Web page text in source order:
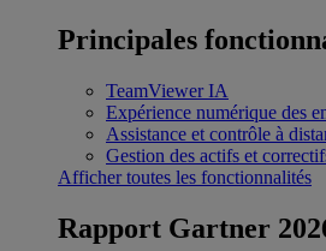
Principales
TeamViewer IA
Expérience numérique des
Assistance et contrôle à
Gestion des actifs et
Afficher toutes les fonctionnalités
Rapport Gartner